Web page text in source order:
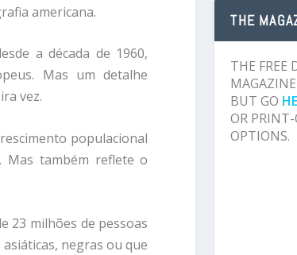
americana.
a década de 1960,
Mas um detalhe
vez.
populacional
Mas também reflete o
23 milhões de pessoas
negras ou que
THE
THE FREE
BUT GO
OR
OPTIONS.